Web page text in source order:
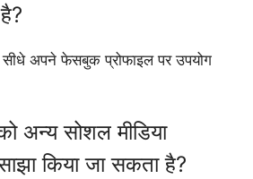
अपने फेसबुक प्रोफाइल पर उपयोग
अन्य सोशल मीडिया
किया जा सकता है?